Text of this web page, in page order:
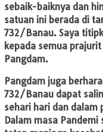
sebaik-baiknya dan
satuan ini berada di
732/Banau. Saya
kepada semua
Pangdam.
Pangdam juga
732/Banau dapat
sehari hari dan dalam
Dalam masa